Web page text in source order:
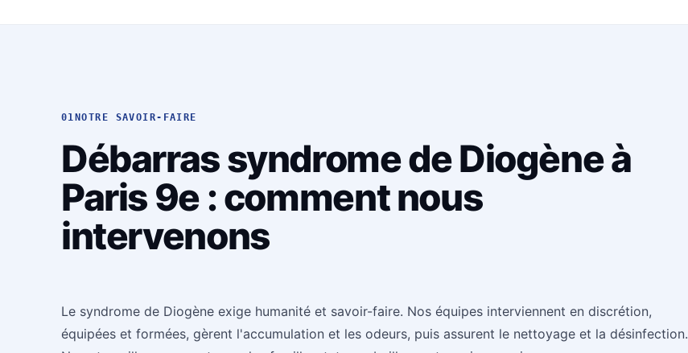
01 NOTRE SAVOIR-FAIRE
Débarras syndrome de Diogène à
Paris 9e : comment nous
intervenons
Le syndrome de Diogène exige humanité et savoir-faire. Nos équipes interviennent en discrétion,
équipées et formées, gèrent l'accumulation et les odeurs, puis assurent le nettoyage et la désinfection.